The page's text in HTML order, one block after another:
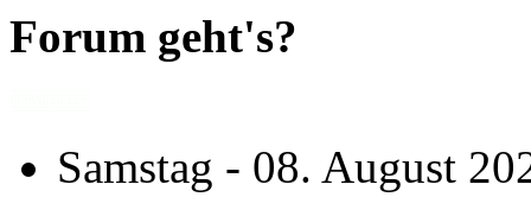
Forum geht's?
Samstag - 08. August